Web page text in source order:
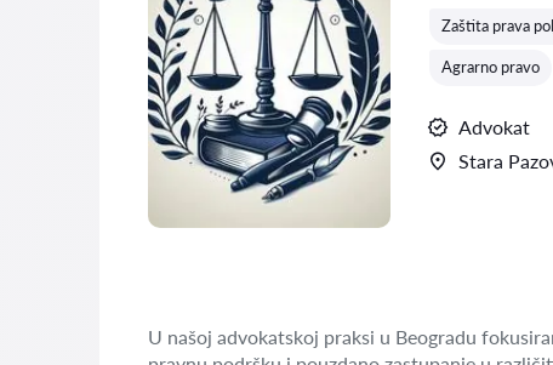
Zaštita prava
Agrarno pravo
Advokat
Stara
U našoj advokatskoj praksi u Beogradu